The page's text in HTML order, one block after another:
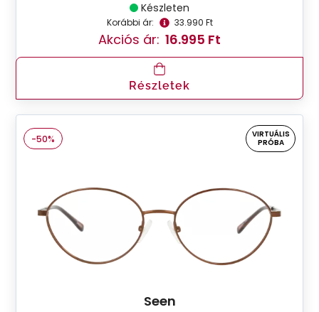
Készleten
Korábbi ár: 33.990 Ft
Akciós ár: 16.995 Ft
Részletek
-50%
VIRTUÁLIS
PRÓBA
Seen